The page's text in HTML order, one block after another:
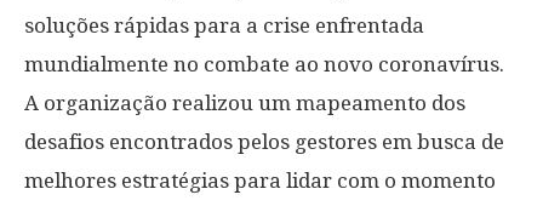
soluções rápidas para a crise enfrentada
mundialmente no combate ao novo coronavírus.
A organização realizou um mapeamento dos
desafios encontrados pelos gestores em busca de
melhores estratégias para lidar com o momento